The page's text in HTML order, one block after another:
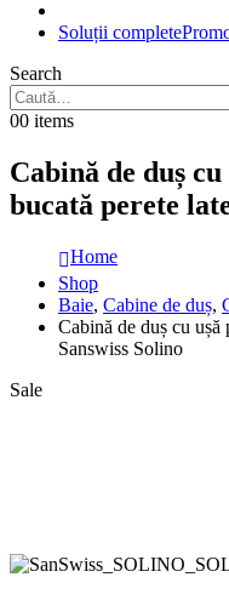
Soluții complete
Search
00 items
Cabină de duș
bucată perete
Home
Shop
Baie, Cabine de duș,
Cabină de duș cu
Sanswiss Solino
Sale